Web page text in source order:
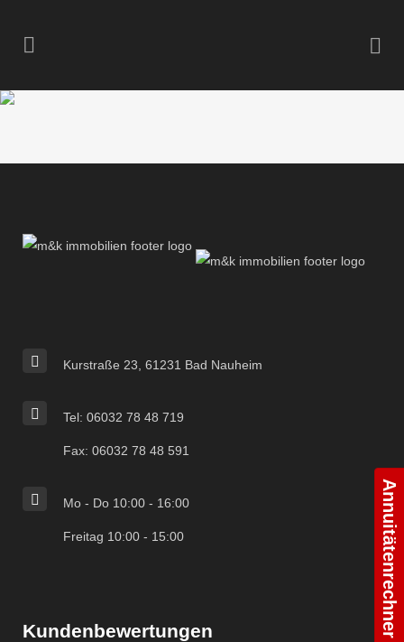
Kurstraße 23, 61231 Bad Nauheim
Tel: 06032 78 48 719
Fax: 06032 78 48 591
Mo - Do 10:00 - 16:00
Freitag 10:00 - 15:00
Kundenbewertungen Annuitätenrechner